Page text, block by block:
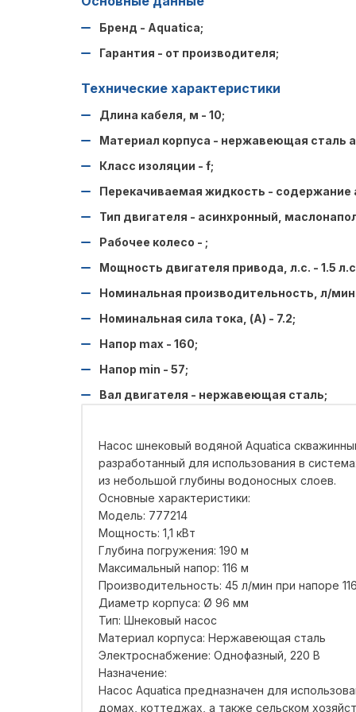
Бренд - Aquatica;
Гарантия - от производителя;
Технические характеристики​
Длина кабеля, м - 10;
Материал корпуса - нержавеющая сталь
Класс изоляции - f;
Перекачиваемая жидкость - содержание
Тип двигателя - асинхронный,
Рабочее колесо - ;
Мощность двигателя привода, л.с. - 1.5
Номинальная производительность, л/
Номинальная сила тока, (А) - 7.2;
Напор max - 160;
Напор min - 57;
Вал двигателя - нержавеющая сталь;
Насос шнековый водяной Aquatica
разработанный для использования в
из небольшой глубины водоносных слоев.
Основные характеристики:
Модель: 777214
Мощность: 1,1 кВт
Глубина погружения: 190 м
Максимальный напор: 116 м
Производительность: 45 л/мин при напоре
Диаметр корпуса: Ø 96 мм
Тип: Шнековый насос
Материал корпуса: Нержавеющая сталь
Электроснабжение: Однофазный, 220 В
Назначение:
Насос Aquatica предназначен для
домах, коттеджах, а также сельском